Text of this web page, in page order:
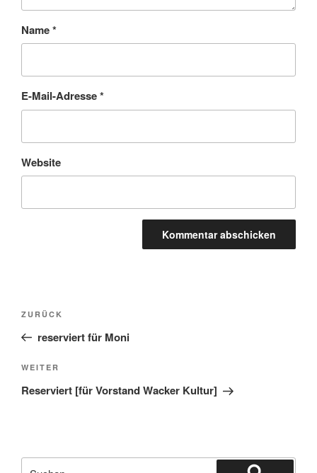
Name*
E-Mail-Adresse*
Website
Beitragsnavigation
Vorheriger
Beitrag
ZURÜCK
reserviert für Moni
Nächster
Beitrag
WEITER
Reserviert [für Vorstand Wacker Kultur]